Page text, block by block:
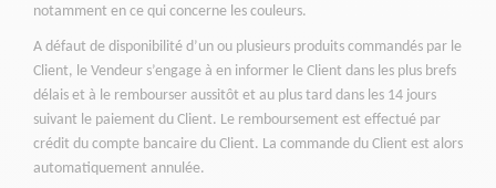
notamment en ce qui concerne les couleurs.
A défaut de disponibilité d’un ou plusieurs produits commandés par le
Client, le Vendeur s’engage à en informer le Client dans les plus brefs
délais et à le rembourser aussitôt et au plus tard dans les 14 jours
suivant le paiement du Client. Le remboursement est effectué par
crédit du compte bancaire du Client. La commande du Client est alors
automatiquement annulée.